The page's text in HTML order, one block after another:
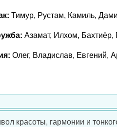
Тимур, Рустам, Камиль,
Азамат, Илхом, Бахтиёр,
Олег, Владислав, Евгений,
красоты, гармонии и